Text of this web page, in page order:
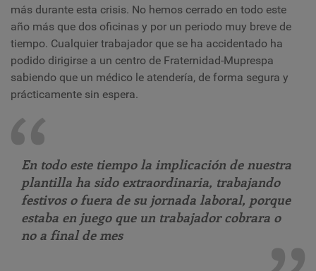
más durante esta crisis. No hemos cerrado en todo este
año más que dos oficinas y por un periodo muy breve de
tiempo. Cualquier trabajador que se ha accidentado ha
podido dirigirse a un centro de Fraternidad-Muprespa
sabiendo que un médico le atendería, de forma segura y
prácticamente sin espera.
En todo este tiempo la implicación de nuestra
plantilla ha sido extraordinaria, trabajando
festivos o fuera de su jornada laboral, porque
estaba en juego que un trabajador cobrara o
no a final de mes